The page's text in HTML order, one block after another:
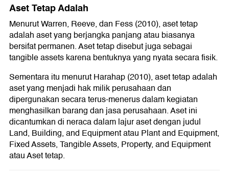
Aset Tetap Adalah
Menurut Warren, Reeve, dan Fess (2010), aset tetap
adalah aset yang berjangka panjang atau biasanya
bersifat permanen. Aset tetap disebut juga sebagai
tangible assets karena bentuknya yang nyata secara fisik.
Sementara itu menurut Harahap (2010), aset tetap adalah
aset yang menjadi hak milik perusahaan dan
dipergunakan secara terus-menerus dalam kegiatan
menghasilkan barang dan jasa perusahaan. Aset ini
dicantumkan di neraca dalam lajur aset dengan judul
Land, Building, and Equipment atau Plant and Equipment,
Fixed Assets, Tangible Assets, Property, and Equipment
atau Aset tetap.